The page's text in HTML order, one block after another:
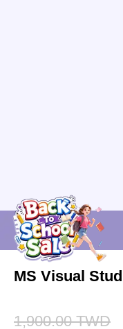
MS Visual
1,900.00 TWD